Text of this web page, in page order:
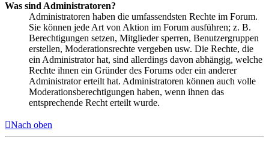
Was sind Administratoren?
Administratoren haben die umfassendsten Rechte im Forum.
Sie können jede Art von Aktion im Forum ausführen; z. B.
Berechtigungen setzen, Mitglieder sperren, Benutzergruppen
erstellen, Moderationsrechte vergeben usw. Die Rechte, die
ein Administrator hat, sind allerdings davon abhängig, welche
Rechte ihnen ein Gründer des Forums oder ein anderer
Administrator erteilt hat. Administratoren können auch volle
Moderationsberechtigungen haben, wenn ihnen das
entsprechende Recht erteilt wurde.
Nach oben